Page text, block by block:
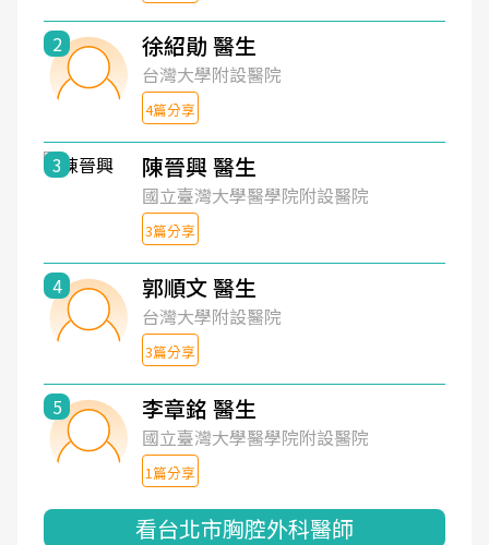
2 徐紹勛 醫生
台灣大學附設醫院
4篇分享
3 陳晉興 醫生
國立臺灣大學醫學院附設醫院
3篇分享
4 郭順文 醫生
台灣大學附設醫院
3篇分享
5 李章銘 醫生
國立臺灣大學醫學院附設醫院
1篇分享
看台北市胸腔外科醫師